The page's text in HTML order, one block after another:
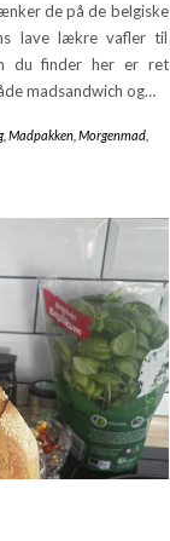
de på de belgiske
lave lækre vafler til
du finder her er ret
madsandwich og…
, Madpakken, Morgenmad,